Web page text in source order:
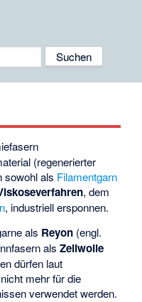
(regenerierter
sowohl als Filamentgarn
, dem
, industriell ersponnen.
als Reyon (engl.
alsZellwolle
dürfen laut
mehr für die
verwendet werden.